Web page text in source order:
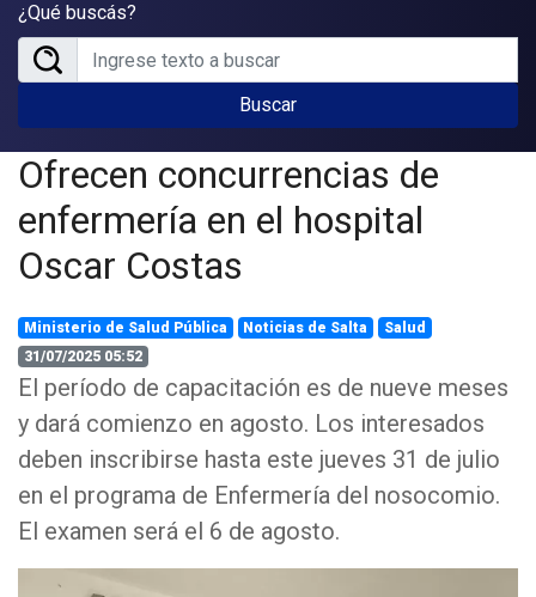
¿Qué buscás?
Buscar
Ofrecen concurrencias de
enfermería en el hospital
Oscar Costas
Ministerio de Salud Pública Noticias de Salta
Salud
31/07/2025 05:52
El período de capacitación es de nueve meses
y dará comienzo en agosto. Los interesados
deben inscribirse hasta este jueves 31 de julio
en el programa de Enfermería del nosocomio.
El examen será el 6 de agosto.